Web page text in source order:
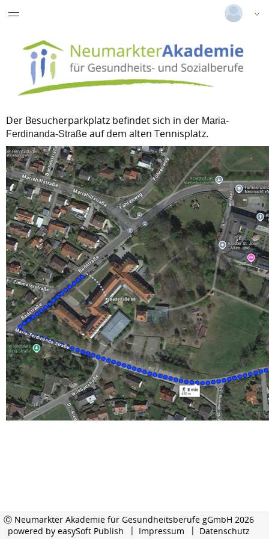
Login
Versionsnummer: 2025.4.04.60491
Der Besucherparkplatz befindet sich in der Maria-
Ferdinanda-Straße auf dem alten Tennisplatz.
Ⓒ Neumarkter Akademie für Gesundheitsberufe gGmbH 2026
powered by easySoft Publish Impressum Datenschutz